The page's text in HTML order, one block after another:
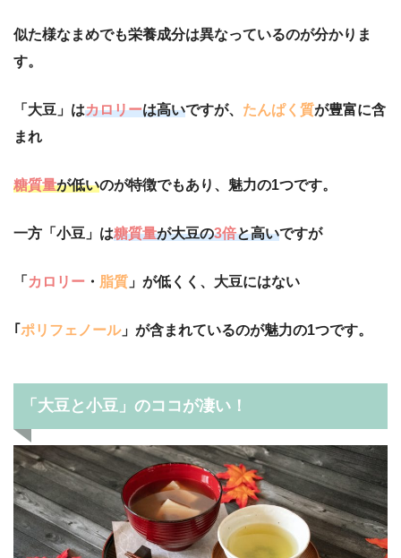
似た様なまめでも栄養成分は異なっているのが分かりま
す。
「大豆」はカロリーは高いですが、 たんぱく質が豊富に含
まれ
糖質量が低いのが特徴でもあり、魅力の1つです。
一方「小豆」は糖質量が大豆の3倍と高いですが
「 カロリー ・ 脂質 」が低くく、大豆にはない
｢ポリフェノール」が含まれているのが魅力の1つです。
「大豆と小豆」のココが凄い！